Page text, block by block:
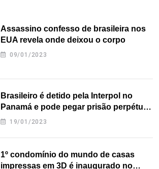
Assassino confesso de brasileira nos
EUA revela onde deixou o corpo
09/01/2023
Brasileiro é detido pela Interpol no
Panamá e pode pegar prisão perpétua
nos EUA
19/01/2023
1º condomínio do mundo de casas
impressas em 3D é inaugurado no